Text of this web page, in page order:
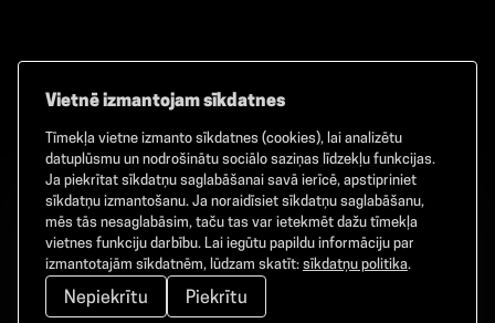
Facebook TikTok Instagram
©2026GAMMA. Visas tiesības aizsargātas.
Vietnē izmantojam sīkdatnes
Tīmekļa vietne izmanto sīkdatnes (cookies), lai analizētu
datuplūsmu un nodrošinātu sociālo saziņas līdzekļu funkcijas.
Ja piekrītat sīkdatņu saglabāšanai savā ierīcē, apstipriniet
sīkdatņu izmantošanu. Ja noraidīsiet sīkdatņu saglabāšanu,
mēs tās nesaglabāsim, taču tas var ietekmēt dažu tīmekļa
vietnes funkciju darbību. Lai iegūtu papildu informāciju par
izmantotajām sīkdatnēm, lūdzam skatīt: sīkdatņu politika.
Nepiekrītu Piekrītu